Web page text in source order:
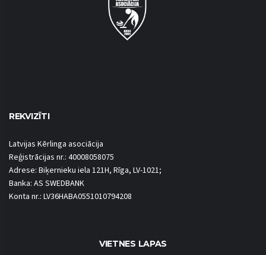
REKVIZĪTI
Latvijas Kērlinga asociācija
Reģistrācijas nr.: 40008058075
Adrese: Biķernieku iela 121H, Rīga, LV-1021;
Banka: AS SWEDBANK
Konta nr.: LV36HABA0551010794208
VIETNES LAPAS